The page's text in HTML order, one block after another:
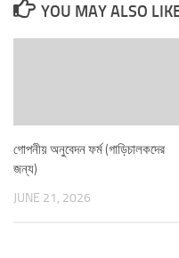
YOU MAY ALSO
গোপনীয় অনুবেদন ফর্ম (গাড়িচালকদের
জন্য)
JUNE 21, 2026